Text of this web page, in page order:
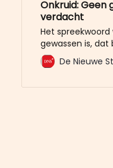
Onkruid: Geen
verdacht
Het
gewassen is,
Welnu: tegen
is al lang uit den
groen natuurlijk.
De Nieuwe